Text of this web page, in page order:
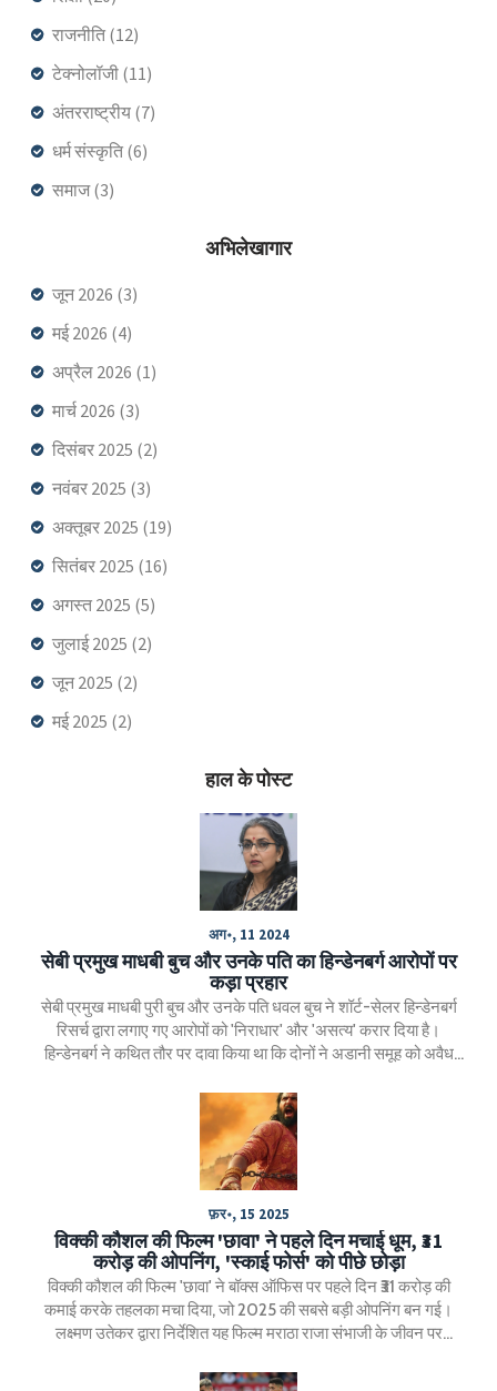
राजनीति (12)
टेक्नोलॉजी (11)
अंतरराष्ट्रीय (7)
धर्म संस्कृति (6)
समाज(3)
अभिलेखागार
जून 2026 (3)
मई 2026 (4)
अप्रैल 2026 (1)
मार्च 2026 (3)
दिसंबर 2025 (2)
नवंबर 2025 (3)
अक्तूबर 2025 (19)
सितंबर 2025 (16)
अगस्त 2025 (5)
जुलाई 2025 (2)
जून 2025 (2)
मई 2025 (2)
हाल के पोस्ट
अग॰, 11 2024
सेबी प्रमुख माधबी बुच और उनके पति का हिन्डेनबर्ग आरोपों पर
कड़ा प्रहार
सेबी प्रमुख माधबी पुरी बुच और उनके पति धवल बुच ने शॉर्ट-सेलर हिन्डेनबर्ग
रिसर्च द्वारा लगाए गए आरोपों को 'निराधार' और 'असत्य' करार दिया है।
हिन्डेनबर्ग ने कथित तौर पर दावा किया था कि दोनों ने अडानी समूह को अवैध
सभी वित्तीय दस्तावेज किसी भी प्राधिकारी को दिखाने के लिए तैयार हैं।
फ़र॰, 15 2025
विक्की कौशल की फिल्म 'छावा' ने पहले दिन मचाई धूम, ₹31
करोड़ की ओपनिंग, 'स्काई फोर्स' को पीछे छोड़ा
विक्की कौशल की फिल्म 'छावा' ने बॉक्स ऑफिस पर पहले दिन ₹31 करोड़ की
कमाई करके तहलका मचा दिया, जो 2025 की सबसे बड़ी ओपनिंग बन गई।
लक्ष्मण उतेकर द्वारा निर्देशित यह फिल्म मराठा राजा संभाजी के जीवन पर
कौशल के करियर की सबसे बड़ी ओपनिंग बना दिया। फिल्म को बड़े पैमाने पर